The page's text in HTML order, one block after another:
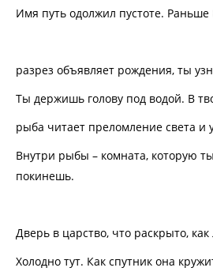
Имя путь одолжил пустоте. Раньше
разрез объявляет рождения, ты
Ты держишь голову под водой. В
рыба читает преломление света и
Внутри рыбы – комната, которую
покинешь.
Дверь в царство, что раскрыто, как
Холодно тут. Как спутник она